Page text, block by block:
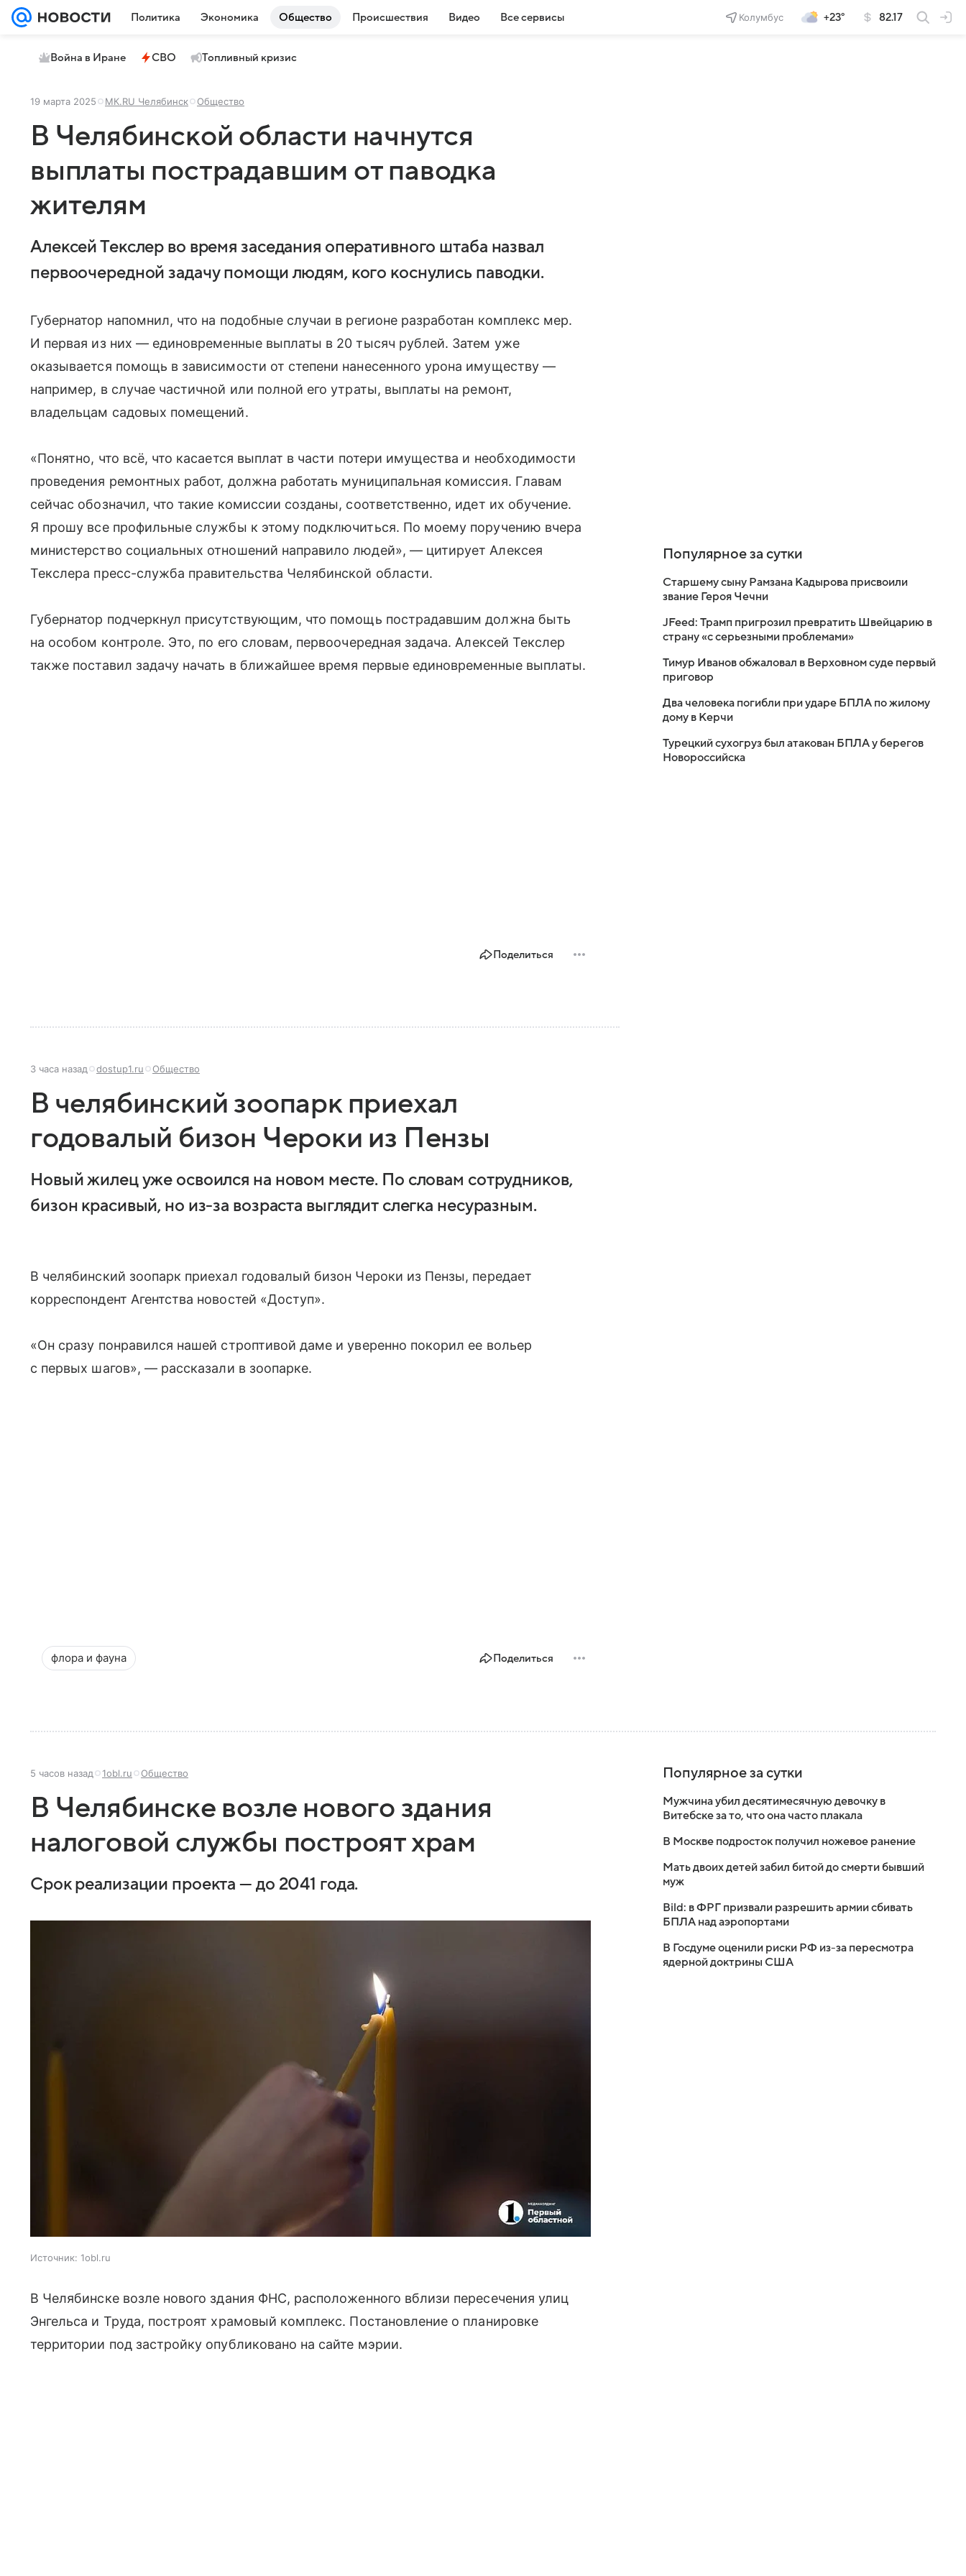
Политика Экономика Общество Происшествия Видео Все сервисы Колумбус +23° 82.17
Война в Иране СВО Топливный кризис
19 марта 2025 МК.RU Челябинск Общество
В Челябинской области начнутся
выплаты пострадавшим от паводка
жителям
Алексей Текслер во время заседания оперативного штаба назвал
первоочередной задачу помощи людям, кого коснулись паводки.
Губернатор напомнил, что на подобные случаи в регионе разработан комплекс мер.
И первая из них — единовременные выплаты в 20 тысяч рублей. Затем уже
оказывается помощь в зависимости от степени нанесенного урона имуществу —
например, в случае частичной или полной его утраты, выплаты на ремонт,
владельцам садовых помещений.
«Понятно, что всё, что касается выплат в части потери имущества и необходимости
проведения ремонтных работ, должна работать муниципальная комиссия. Главам
сейчас обозначил, что такие комиссии созданы, соответственно, идет их обучение.
Я прошу все профильные службы к этому подключиться. По моему поручению вчера
министерство социальных отношений направило людей», — цитирует Алексея
Текслера пресс-служба правительства Челябинской области.
Губернатор подчеркнул присутствующим, что помощь пострадавшим должна быть
на особом контроле. Это, по его словам, первоочередная задача. Алексей Текслер
также поставил задачу начать в ближайшее время первые единовременные выплаты.
Поделиться
3 часа назад dostup1.ru Общество
В челябинский зоопарк приехал
годовалый бизон Чероки из Пензы
Новый жилец уже освоился на новом месте. По словам сотрудников,
бизон красивый, но из-за возраста выглядит слегка несуразным.
В челябинский зоопарк приехал годовалый бизон Чероки из Пензы, передает
корреспондент Агентства новостей «Доступ».
«Он сразу понравился нашей строптивой даме и уверенно покорил ее вольер
с первых шагов», — рассказали в зоопарке.
флора и фауна Поделиться
Популярное за сутки
Старшему сыну Рамзана Кадырова присвоили
звание Героя Чечни
JFeed: Трамп пригрозил превратить Швейцарию в
страну «с серьезными проблемами»
Тимур Иванов обжаловал в Верховном суде первый
приговор
Два человека погибли при ударе БПЛА по жилому
дому в Керчи
Турецкий сухогруз был атакован БПЛА у берегов
Новороссийска
5 часов назад 1obl.ru Общество
В Челябинске возле нового здания
налоговой службы построят храм
Срок реализации проекта — до 2041 года.
Источник: 1obl.ru
В Челябинске возле нового здания ФНС, расположенного вблизи пересечения улиц
Энгельса и Труда, построят храмовый комплекс. Постановление о планировке
территории под застройку опубликовано на сайте мэрии.
Популярное за сутки
Мужчина убил десятимесячную девочку в
Витебске за то, что она часто плакала
В Москве подросток получил ножевое ранение
Мать двоих детей забил битой до смерти бывший
муж
Bild: в ФРГ призвали разрешить армии сбивать
БПЛА над аэропортами
В Госдуме оценили риски РФ из-за пересмотра
ядерной доктрины США